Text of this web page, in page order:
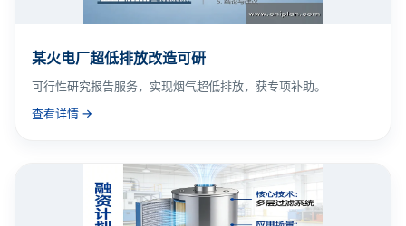
某火电厂超低排放改造可研
可行性研究报告服务，实现烟气超低排放，获专项补助。
查看详情 →